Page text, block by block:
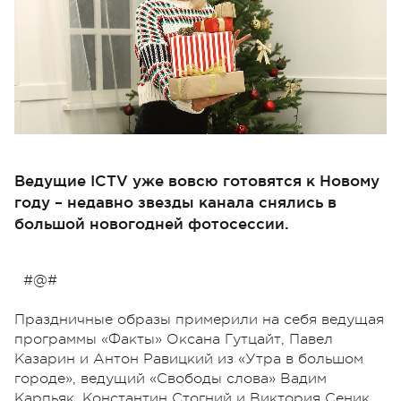
Ведущие ICTV уже вовсю готовятся к Новому
году – недавно звезды канала снялись в
большой новогодней фотосессии.
#@#
Праздничные образы примерили на себя ведущая
программы «Факты» Оксана Гутцайт, Павел
Казарин и Антон Равицкий из «Утра в большом
городе», ведущий «Свободы слова» Вадим